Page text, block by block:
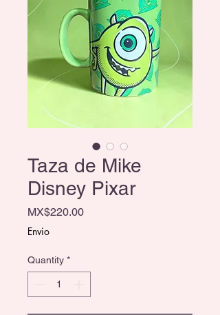
Taza de Mike
Disney Pixar
MX$220.00Price
Envio
Quantity *